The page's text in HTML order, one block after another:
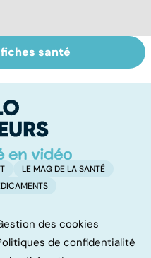
Accident
vasculaire
également
touché
santé
LE MAG DE LA SANTÉ
des cookies
de confidentialité